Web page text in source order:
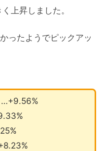
上昇しました。
ったようでピックアッ
…+9.56%